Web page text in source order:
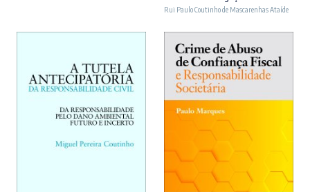
Rui Paulo Coutinho de Mascarenhas Ataíde
ADICIONAR